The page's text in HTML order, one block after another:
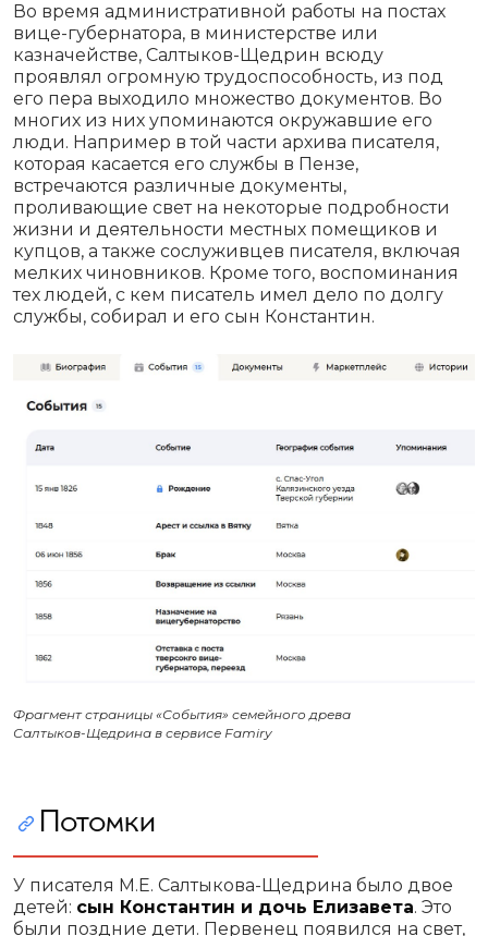
Во время административной работы на постах
вице-губернатора, в министерстве или
казначействе, Салтыков-Щедрин всюду
проявлял огромную трудоспособность, из под
его пера выходило множество документов. Во
многих из них упоминаются окружавшие его
люди. Например в той части архива писателя,
которая касается его службы в Пензе,
встречаются различные документы,
проливающие свет на некоторые подробности
жизни и деятельности местных помещиков и
купцов, а также сослуживцев писателя, включая
мелких чиновников. Кроме того, воспоминания
тех людей, с кем писатель имел дело по долгу
службы, собирал и его сын Константин.
Фрагмент страницы «События» семейного древа
Салтыков-Щедрина в сервисе Famiry
Потомки
У писателя М.Е. Салтыкова-Щедрина было двое
детей: сын Константин и дочь Елизавета. Это
были поздние дети. Первенец появился на свет,